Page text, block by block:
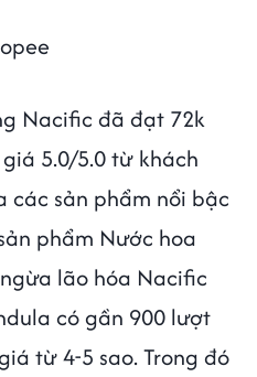
Nacific đã đạt 72k
5.0/5.0 từ khách
các sản phẩm nổi bậc
phẩm Nước hoa
lão hóa Nacific
có gần 900 lượt
từ 4-5 sao. Trong đó